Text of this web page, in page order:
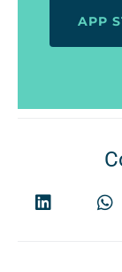
APP